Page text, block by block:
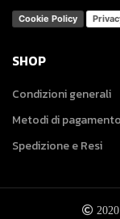
Cookie Policy
SHOP
Condizioni generali
Metodi di pagamento
Spedizione e Resi
2020